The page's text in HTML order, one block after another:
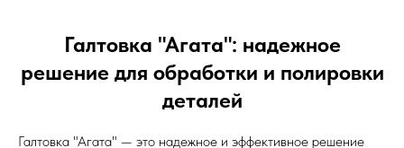
Галтовка "Агата": надежное
решение для обработки и полировки
деталей
Галтовка "Агата" — это надежное и эффективное решение